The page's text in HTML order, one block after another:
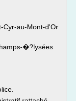
Cyr-au-Mont-d'Or
�?lysées